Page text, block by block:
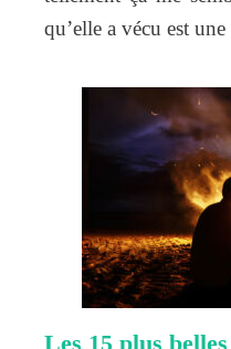
qu’elle a vécu est
Les 15 plus